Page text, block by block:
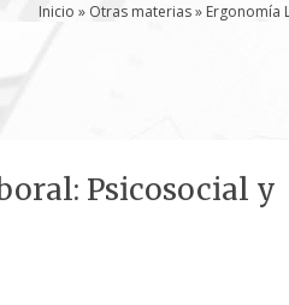
Inicio » Otras materias» Ergonomía
Psicosocial y